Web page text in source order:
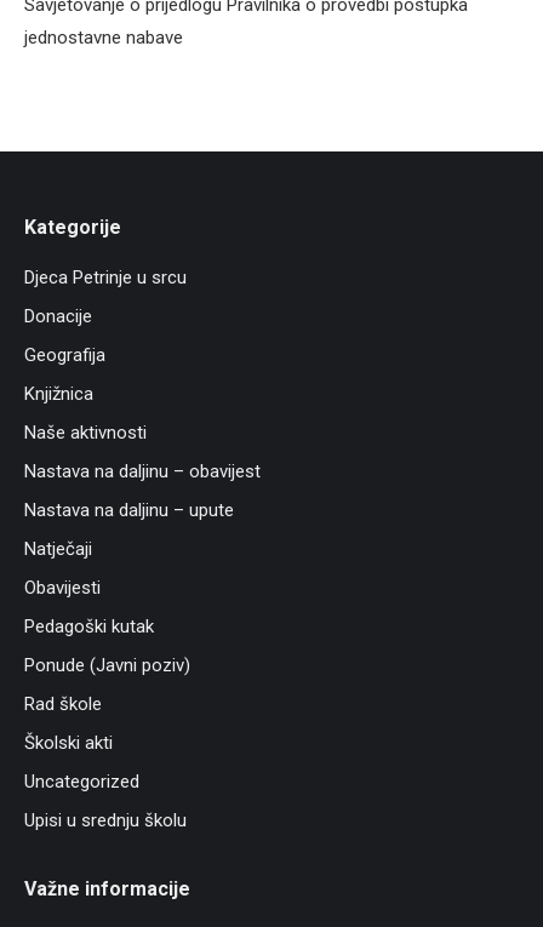
Savjetovanje o prijedlogu Pravilnika o provedbi postupka
jednostavne nabave
Kategorije
Djeca Petrinje u srcu
Donacije
Geografija
Knjižnica
Naše aktivnosti
Nastava na daljinu – obavijest
Nastava na daljinu – upute
Natječaji
Obavijesti
Pedagoški kutak
Ponude (Javni poziv)
Rad škole
Školski akti
Uncategorized
Upisi u srednju školu
Važne informacije